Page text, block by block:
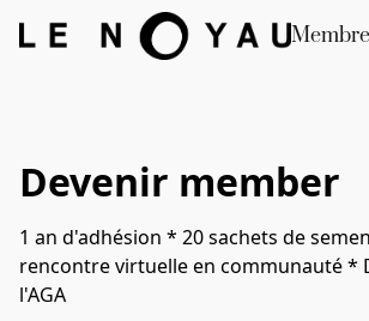
Membre
Devenir member
1 an d'adhésion * 20 sachets de
rencontre virtuelle en communauté *
l'AGA